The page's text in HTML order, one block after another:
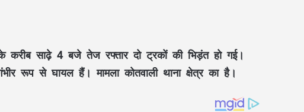
करीब साढ़े 4 बजे तेज रफ्तार दो ट्रकों की भिड़ंत हो गई।
रूप से घायल हैं। मामला कोतवाली थाना क्षेत्र का है।